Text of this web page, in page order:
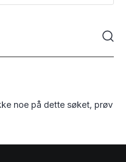
noe på dette søket, prøv